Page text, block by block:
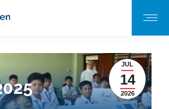
JUL
14
2026